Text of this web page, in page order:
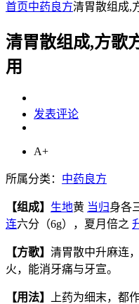
首页中药良方清胃散组成,
清胃散组成,方歌
用
发表评论
A+
所属分类： 中药良方
【组成】 生地黄 当归身各
连六分（6g），夏月倍之
【方歌】 清胃散中升麻连
火，能消牙痛与牙宣。
【用法】
上药为细末，都